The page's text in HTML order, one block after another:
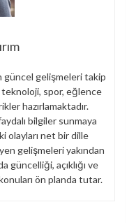
güncel gelişmeleri takip
teknoloji, spor, eğlence
hazırlamaktadır.
bilgiler sunmaya
olayları net bir dille
gelişmeleri yakından
güncelliği, açıklığı ve
ön planda tutar.